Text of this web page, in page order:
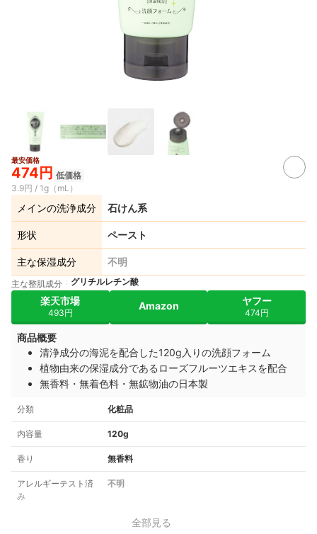
最安価格
474円 低価格
3.9円 / 1g（mL）
メインの洗浄成分 石けん系
形状 ペースト
主な保湿成分 不明
主な整肌成分 グリチルレチン酸
楽天市場
493円
Amazon ヤフー
474円
商品概要
清浄成分の海泥を配合した120g入りの洗顔フォーム
植物由来の保湿成分であるローズフルーツエキスを配合
無香料・無着色料・無鉱物油の日本製
分類 化粧品
内容量 120g
香り 無香料
アレルギーテスト済
み
不明
全部見る